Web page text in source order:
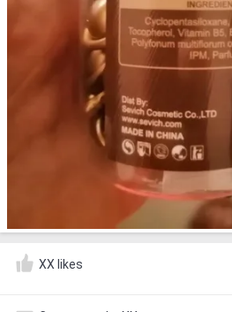
XX likes